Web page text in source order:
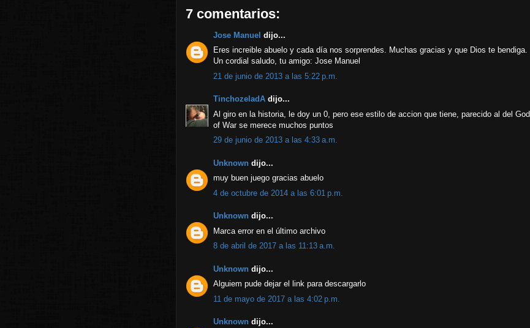
7 comentarios:
Jose Manuel dijo...
Eres increible abuelo y cada día nos sorprendes. Muchas gracias y que Dios te bendiga.
Un cordial saludo, tu amigo: Jose Manuel
21 de junio de 2013 a las 5:22 p.m.
TinchozeladA dijo...
Al giro en la historia, le doy un 0, pero ese estilo de accion que tiene, parecido al del God
of War se merece muchos puntos
29 de junio de 2013 a las 4:33 a.m.
Unknown dijo...
muy buen juego gracias abuelo
4 de octubre de 2014 a las 6:01 p.m.
Unknown dijo...
Marca error en el último archivo
8 de abril de 2017 a las 11:13 a.m.
Unknown dijo...
Alguiem pude dejar el link para descargarlo
11 de mayo de 2017 a las 4:02 p.m.
Unknown dijo...